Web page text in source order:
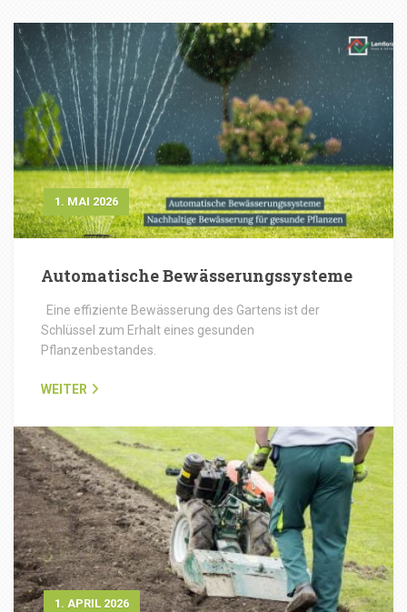
1. MAI 2026
Automatische Bewässerungssysteme
Eine effiziente Bewässerung des Gartens ist der
Schlüssel zum Erhalt eines gesunden
Pflanzenbestandes.
WEITER
1. APRIL 2026